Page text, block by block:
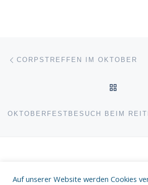
Beitragsnavigation
CORPSTREFFEN IM OKTOBER
Auf unserer Website werden Cookies